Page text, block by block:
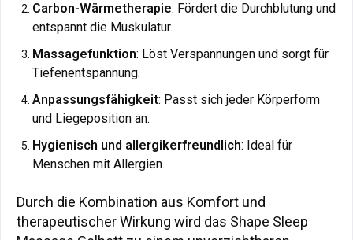
Carbon-Wärmetherapie: Fördert die Durchblutung und
entspannt die Muskulatur.
Massagefunktion: Löst Verspannungen und sorgt für
Tiefenentspannung.
Anpassungsfähigkeit: Passt sich jeder Körperform
und Liegeposition an.
Hygienisch und allergikerfreundlich: Ideal für
Menschen mit Allergien.
Durch die Kombination aus Komfort und
therapeutischer Wirkung wird das Shape Sleep
Carbon-Wärmetherapie: Fördert die Durchblutung und
entspannt die Muskulatur.
Massagefunktion: Löst Verspannungen und sorgt für
Tiefenentspannung.
Anpassungsfähigkeit: Passt sich jeder Körperform
und Liegeposition an.
Hygienisch und allergikerfreundlich: Ideal für
Menschen mit Allergien.
Durch die Kombination aus Komfort und
therapeutischer Wirkung wird das Shape Sleep